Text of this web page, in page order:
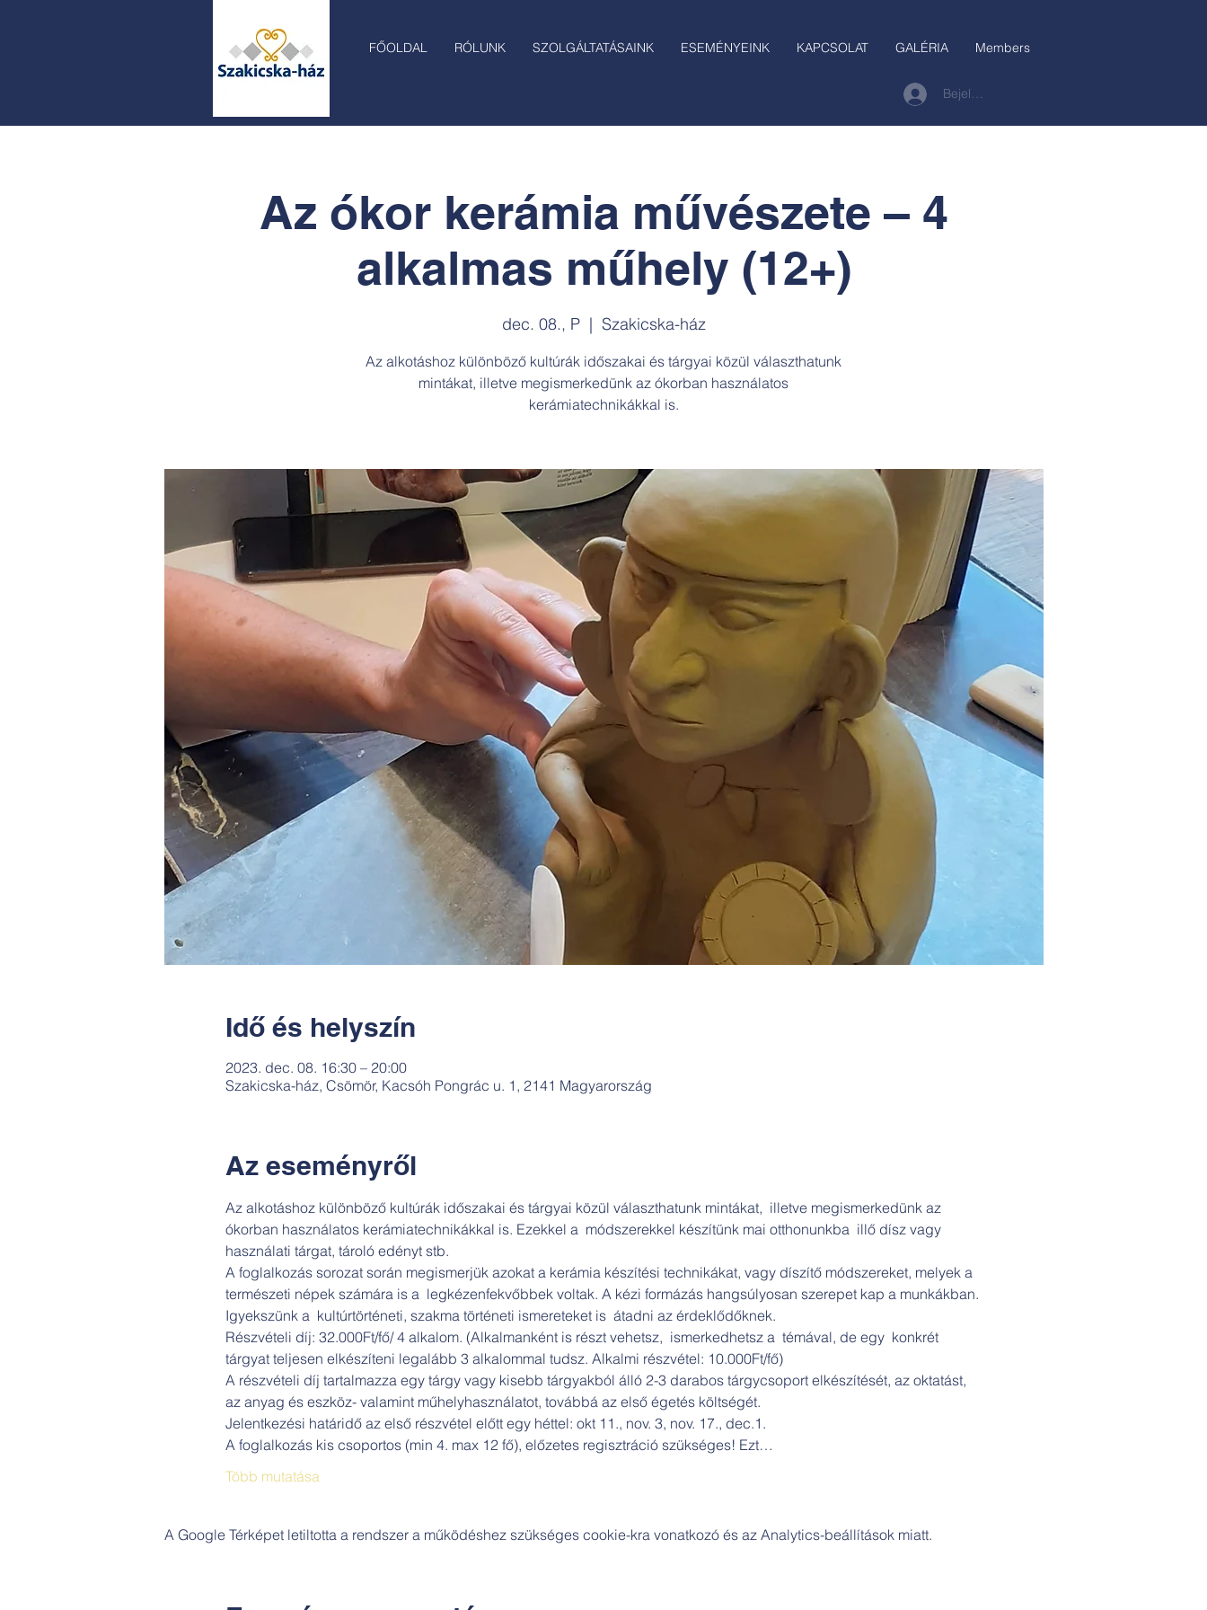
FŐOLDAL RÓLUNK SZOLGÁLTATÁSAINK ESEMÉNYEINK KAPCSOLAT GALÉRIA Members
Bejelentkezés
Az ókor kerámia művészete – 4
alkalmas műhely (12+)
dec. 08., P
  |
Szakicska-ház
Az alkotáshoz különböző kultúrák időszakai és tárgyai közül választhatunk
mintákat, illetve megismerkedünk az ókorban használatos
kerámiatechnikákkal is.
Idő és helyszín
2023. dec. 08. 16:30 – 20:00
Szakicska-ház, Csömör, Kacsóh Pongrác u. 1, 2141 Magyarország
Az eseményről
Az alkotáshoz különböző kultúrák időszakai és tárgyai közül választhatunk mintákat,  illetve megismerkedünk az
ókorban használatos kerámiatechnikákkal is. Ezekkel a  módszerekkel készítünk mai otthonunkba  illő dísz vagy
használati tárgat, tároló edényt stb.
A foglalkozás sorozat során megismerjük azokat a kerámia készítési technikákat, vagy díszítő módszereket, melyek a
természeti népek számára is a  legkézenfekvőbbek voltak. A kézi formázás hangsúlyosan szerepet kap a munkákban.
Igyekszünk a  kultúrtörténeti, szakma történeti ismereteket is  átadni az érdeklődőknek.
Részvételi díj: 32.000Ft/fő/ 4 alkalom. (Alkalmanként is részt vehetsz,  ismerkedhetsz a  témával, de egy  konkrét
tárgyat teljesen elkészíteni legalább 3 alkalommal tudsz. Alkalmi részvétel: 10.000Ft/fő)
A részvételi díj tartalmazza egy tárgy vagy kisebb tárgyakból álló 2-3 darabos tárgycsoport elkészítését, az oktatást,
az anyag és eszköz- valamint műhelyhasználatot, továbbá az első égetés költségét.
Jelentkezési határidő az első részvétel előtt egy héttel: okt 11., nov. 3, nov. 17., dec.1.
A foglalkozás kis csoportos (min 4. max 12 fő), előzetes regisztráció szükséges! Ezt…
Több mutatása
A Google Térképet letiltotta a rendszer a működéshez szükséges cookie-kra vonatkozó és az Analytics-beállítások miatt.